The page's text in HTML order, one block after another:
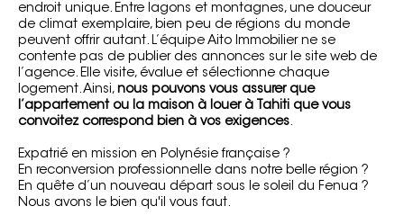
endroit unique. Entre lagons et montagnes, une douceur
de climat exemplaire, bien peu de régions du monde
peuvent offrir autant. L’équipe Aito Immobilier ne se
contente pas de publier des annonces sur le site web de
l’agence. Elle visite, évalue et sélectionne chaque
logement. Ainsi, nous pouvons vous assurer que
l’appartement ou la maison à louer à Tahiti que vous
convoitez correspond bien à vos exigences.
Expatrié en mission en Polynésie française ?
En reconversion professionnelle dans notre belle région ?
En quête d’un nouveau départ sous le soleil du Fenua ?
Nous avons le bien qu'il vous faut.